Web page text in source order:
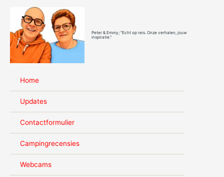
inhoud
Peter & Emmy; "Echt op reis. Onze verhalen, jouw
inspiratie."
Home
Updates
Contactformulier
Campingrecensies
Webcams